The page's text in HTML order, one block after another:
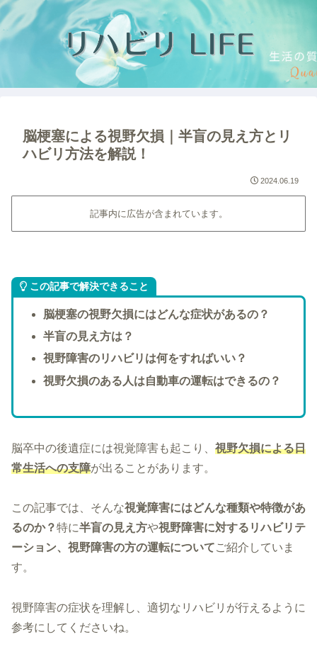
脳梗塞による視野欠損｜半盲の見え方とリ
ハビリ方法を解説！
2024.06.19
記事内に広告が含まれています。
この記事で解決できること
脳梗塞の視野欠損にはどんな症状があるの？
半盲の見え方は？
視野障害のリハビリは何をすればいい？
視野欠損のある人は自動車の運転はできるの？
脳卒中の後遺症には視覚障害も起こり、 視野欠損による日
常生活への支障が出ることがあります。
この記事では、そんな視覚障害にはどんな種類や特徴があ
るのか？特に半盲の見え方や視野障害に対するリハビリテ
ーション、視野障害の方の運転についてご紹介していま
す。
視野障害の症状を理解し、適切なリハビリが行えるように
参考にしてくださいね。